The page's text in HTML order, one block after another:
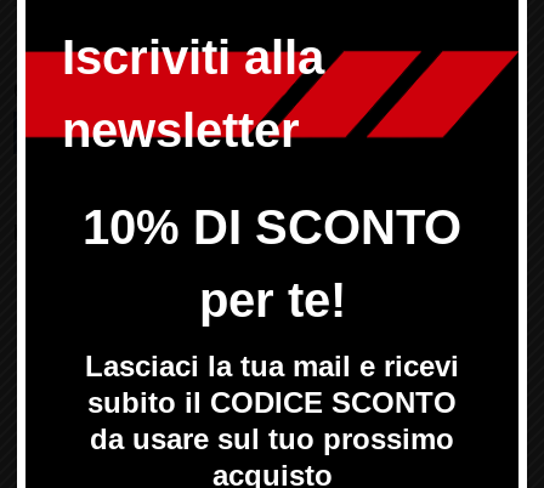
Prodotti correlati
Contamarce
HEALTECH
GiPro X - Kit
Cablaggio
Contamarce
HEALTECH
GiPro X -
Display